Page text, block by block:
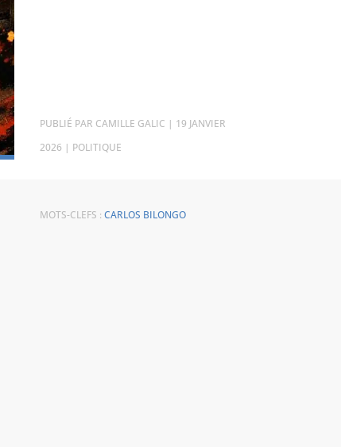
PAR CAMILLE GALIC | 19 JANVIER
2026 | POLITIQUE
MOTS-CLEFS : CARLOS BILONGO